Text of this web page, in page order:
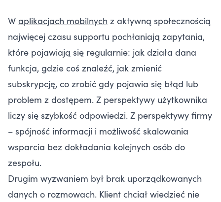
W aplikacjach mobilnych z aktywną społecznością
najwięcej czasu supportu pochłaniają zapytania,
które pojawiają się regularnie: jak działa dana
funkcja, gdzie coś znaleźć, jak zmienić
subskrypcję, co zrobić gdy pojawia się błąd lub
problem z dostępem. Z perspektywy użytkownika
liczy się szybkość odpowiedzi. Z perspektywy firmy
– spójność informacji i możliwość skalowania
wsparcia bez dokładania kolejnych osób do
zespołu.
Drugim wyzwaniem był brak uporządkowanych
danych o rozmowach. Klient chciał wiedzieć nie